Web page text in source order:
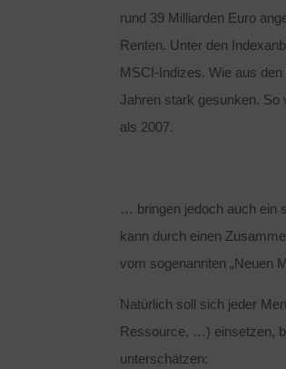
rund 39 Milliarden Euro
Renten. Unter den
MSCI-Indizes. Wie aus
Jahren stark gesunken. So
als 2007.
… bringen jedoch auch ein
kann durch einen
vom sogenannten „Neuen
Natürlich soll sich jeder
Ressource, …) einsetzen,
unterschätzen: